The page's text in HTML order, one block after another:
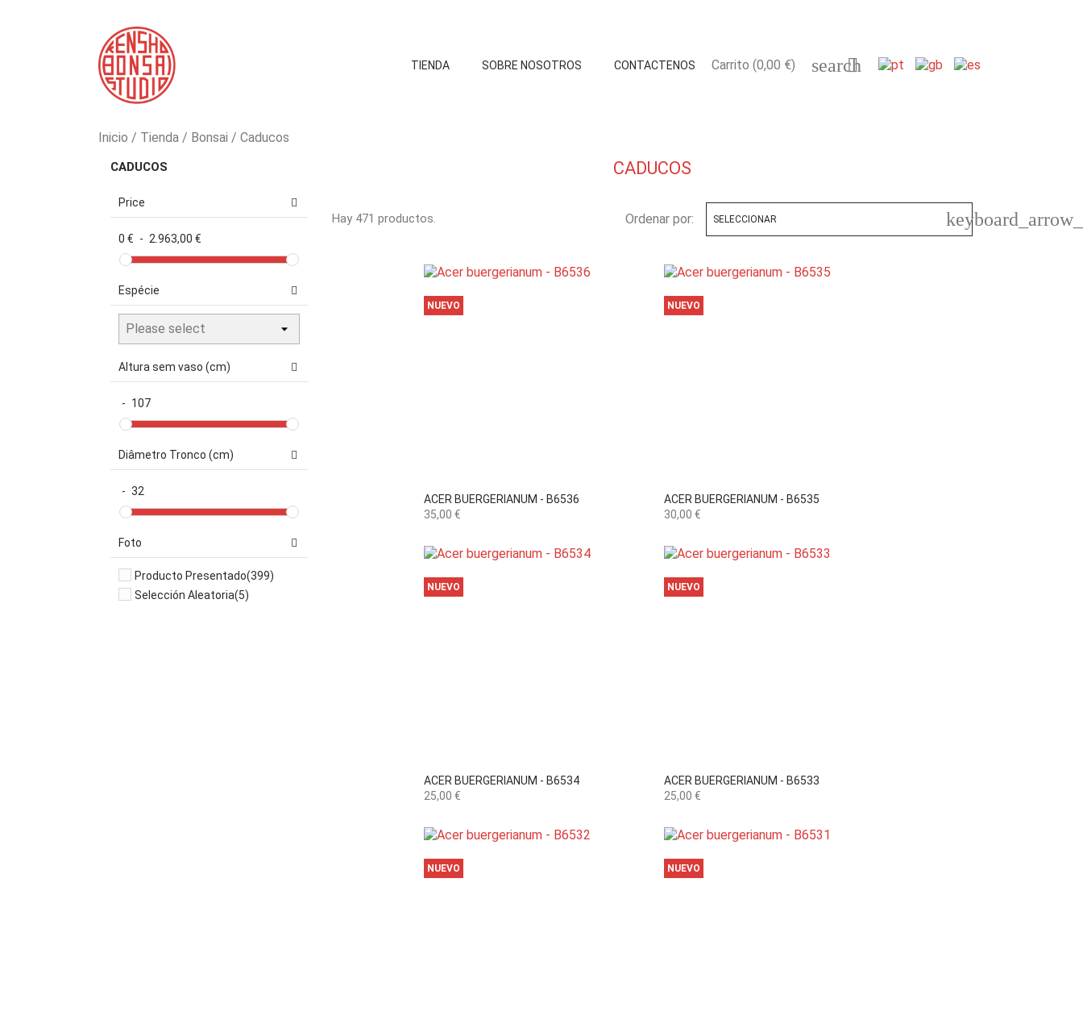
TIENDA SOBRE NOSOTROS CONTACTENOS Carrito (0,00 €) search

Inicio Tienda Bonsai Caducos
CADUCOS
Price
0 € - 2.963,00 €
Espécie
Altura sem vaso (cm)
- 107
Diâmetro Tronco (cm)
- 32
Foto
Producto Presentado(399)
Selección Aleatoria(5)
CADUCOS
Hay 471 productos. Ordenar por: SELECCIONAR
ACER BUERGERIANUM - B6536
Precio
35,00 €
NUEVO
 Vista rápida
ACER BUERGERIANUM - B6535
Precio
30,00 €
NUEVO
 Vista rápida
ACER BUERGERIANUM - B6534
Precio
25,00 €
NUEVO
 Vista rápida
ACER BUERGERIANUM - B6533
Precio
25,00 €
NUEVO
 Vista rápida
NUEVO NUEVO